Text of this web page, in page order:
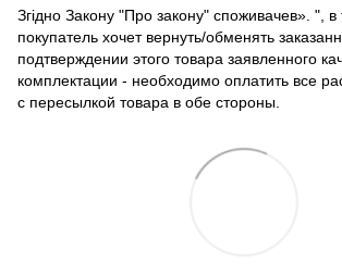
Згідно Закону "Про закону" споживачев». ", в
покупатель хочет вернуть/обменять
подтверждении этого товара заявленного
комплектации - необходимо оплатить все
с пересылкой товара в обе стороны.